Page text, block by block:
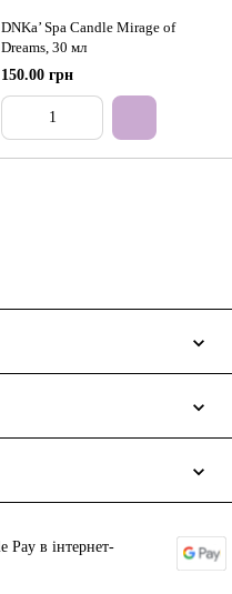
DNKa’ Spa Candle Mirage of
Dreams, 30 мл
150.00 грн